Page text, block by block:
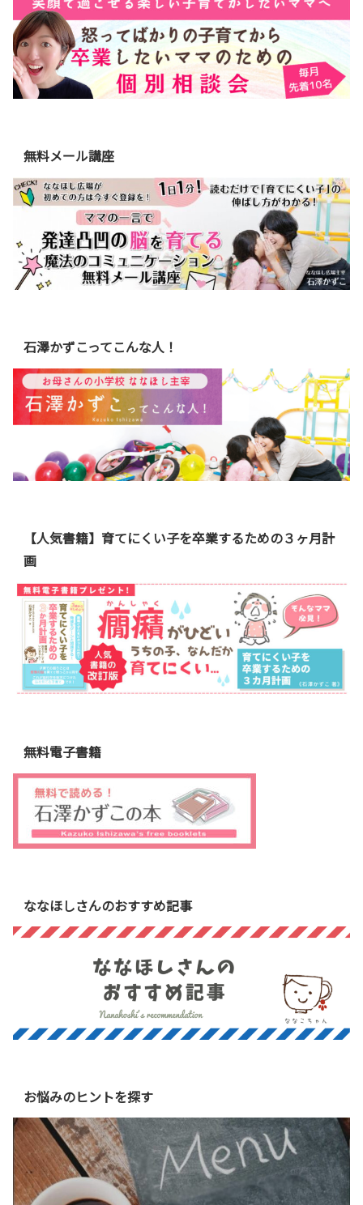
無料メール講座
石澤かずこってこんな人！
【人気書籍】育てにくい子を卒業するための３ヶ月計
画
無料電子書籍
ななほしさんのおすすめ記事
お悩みのヒントを探す